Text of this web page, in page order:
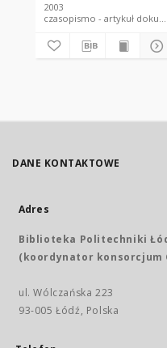
2003
czasopismo
DANE KONTAKTOWE
Adres
Biblioteka Politechniki
(koordynator konsorcjum
ul. Wólczańska 223
93-005 Łódź, Polska